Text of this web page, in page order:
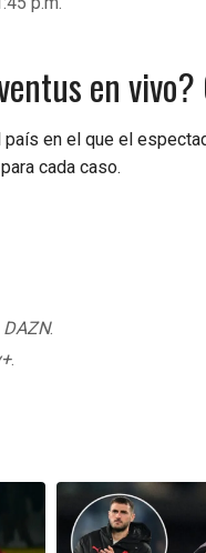
en
en el que el
para cada caso.
DAZN.
.